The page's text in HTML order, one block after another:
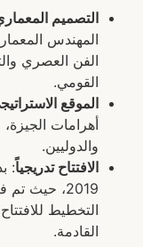
التصميم
المهندس
الفن العصري
القومي.
الموقع
أهرامات
والدوليين.
الافتتاح تدريجياً:
2019، حيث
التخطيط
القادمة.